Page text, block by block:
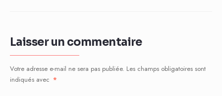
Laisser un commentaire
Votre adresse e-mail ne sera pas publiée. Les champs obligatoires sont
indiqués avec *